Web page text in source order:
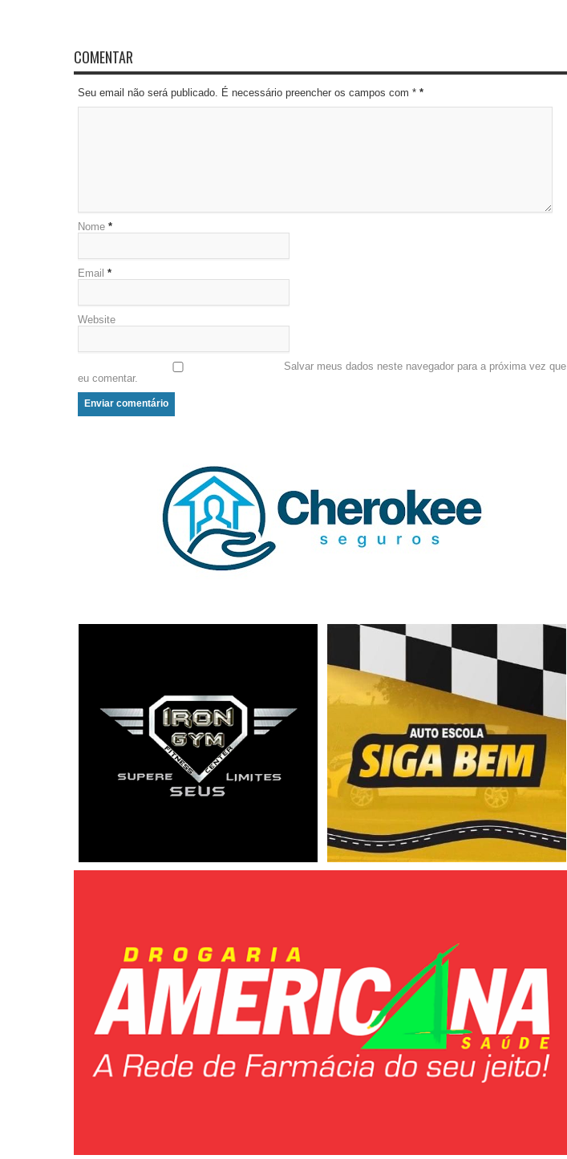
COMENTAR
Seu email não será publicado. É necessário preencher os campos com * *
Nome *
Email *
Website
Salvar meus dados neste navegador para a próxima vez que
eu comentar.